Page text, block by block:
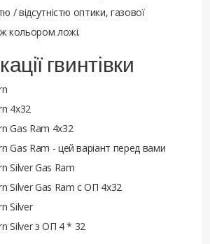
/ відсутністю оптики, газової
кольором ложі.
гвинтівки
4x32
Gas Ram 4x32
Gas Ram - цей варіант перед вами
Silver Gas Ram
Silver Gas Ram с ОП 4x32
Silver
Silver з ОП 4 * 32